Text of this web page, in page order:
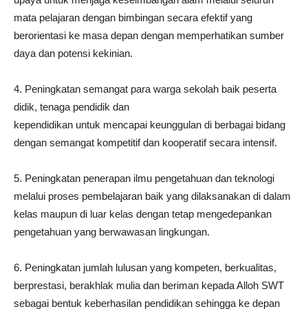
mata pelajaran dengan bimbingan secara efektif yang
berorientasi ke masa depan dengan memperhatikan sumber
daya dan potensi kekinian.
4. Peningkatan semangat para warga sekolah baik peserta
didik, tenaga pendidik dan
kependidikan untuk mencapai keunggulan di berbagai bidang
dengan semangat kompetitif dan kooperatif secara intensif.
5. Peningkatan penerapan ilmu pengetahuan dan teknologi
melalui proses pembelajaran baik yang dilaksanakan di dalam
kelas maupun di luar kelas dengan tetap mengedepankan
pengetahuan yang berwawasan lingkungan.
6. Peningkatan jumlah lulusan yang kompeten, berkualitas,
berprestasi, berakhlak mulia dan beriman kepada Alloh SWT
sebagai bentuk keberhasilan pendidikan sehingga ke depan